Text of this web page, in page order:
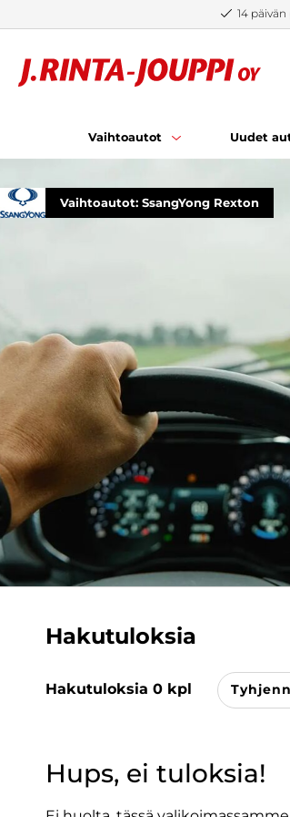
14
Vaihtoautot Uudet
Vaihtoautot: SsangYong Rexton
Hakutuloksia
Hakutuloksia 0 kpl
Hups, ei tuloksia!